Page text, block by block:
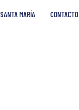
SANTA MARÍA CONTACTO